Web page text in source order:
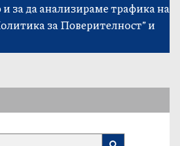
за да анализираме трафика на
за Поверителност”и